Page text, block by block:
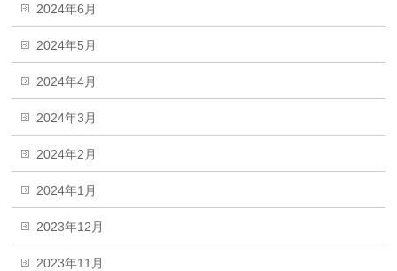
2024年6月
2024年5月
2024年4月
2024年3月
2024年2月
2024年1月
2023年12月
2023年11月